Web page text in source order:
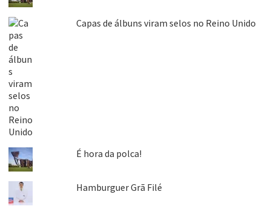
Capas de álbuns viram selos no Reino Unido
É hora da polca!
Hamburguer Grã Filé